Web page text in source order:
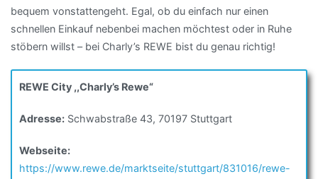
bequem vonstattengeht. Egal, ob du einfach nur einen
schnellen Einkauf nebenbei machen möchtest oder in Ruhe
stöbern willst – bei Charly’s REWE bist du genau richtig!
REWE City ,,Charly’s Rewe“
Adresse: Schwabstraße 43, 70197 Stuttgart
Webseite:
https://www.rewe.de/marktseite/stuttgart/831016/rewe-